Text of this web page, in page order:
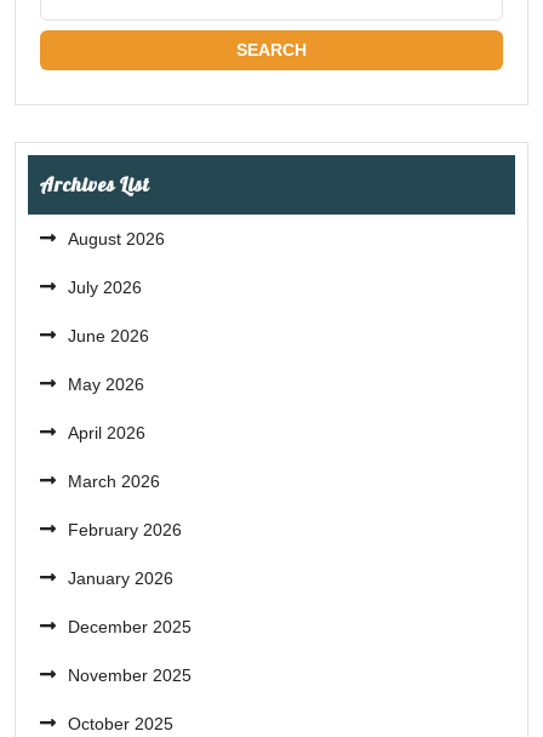
Archives List
August 2026
July 2026
June 2026
May 2026
April 2026
March 2026
February 2026
January 2026
December 2025
November 2025
October 2025